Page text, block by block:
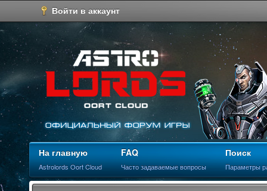
Войти в аккаунт
На главную
Astrolords Oort Cloud
FAQ
Часто задаваемые вопросы
Поиск
Параметры